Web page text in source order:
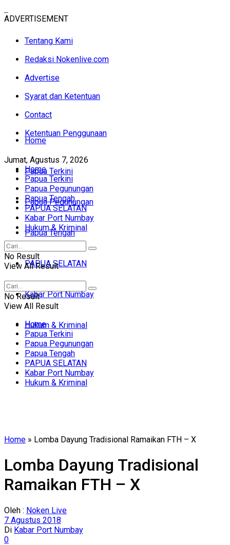
ADVERTISEMENT
Tentang Kami
Redaksi Nokenlive.com
Advertise
Syarat dan Ketentuan
Contact
Ketentuan Penggunaan
Jumat, Agustus 7, 2026
Home
Papua Terkini
Papua Pegunungan
Papua Tengah
PAPUA SELATAN
Kabar Port Numbay
Hukum & Kriminal
Home
Papua Terkini
Papua Pegunungan
Papua Tengah
PAPUA SELATAN
Kabar Port Numbay
Hukum & Kriminal
No Result
View All Result
No Result
View All Result
Home
Papua Terkini
Papua Pegunungan
Papua Tengah
PAPUA SELATAN
Kabar Port Numbay
Hukum & Kriminal
Home » Lomba Dayung Tradisional Ramaikan FTH – X
Lomba Dayung Tradisional
Ramaikan FTH – X
Oleh : Noken Live
7 Agustus 2018
Di Kabar Port Numbay
0